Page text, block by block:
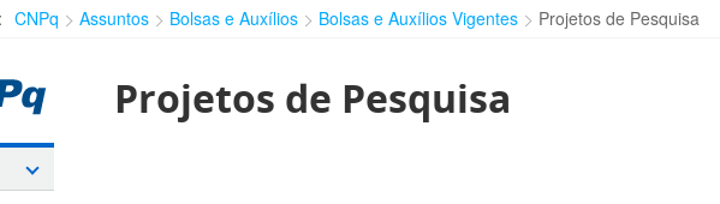
CNPq Assuntos Bolsas e Auxílios Bolsas e Auxílios Vigentes Projetos de Pesquisa
Projetos de Pesquisa